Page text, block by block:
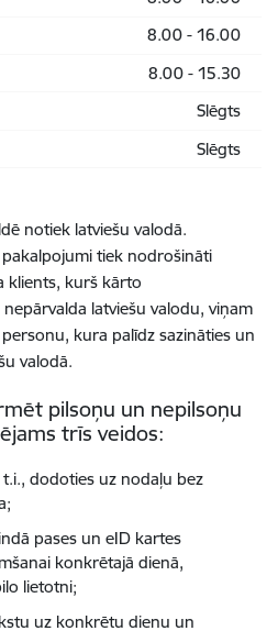
8.00 - 16.00
8.00 - 15.30
Slēgts
Slēgts
notiek latviešu valodā.
tiek nodrošināti
klients, kurš kārto
latviešu valodu, viņam
kura palīdz sazināties un
valodā.
pilsoņu un nepilsoņu
trīs veidos:
t.i., dodoties uz nodaļu bez
pases un eID kartes
konkrētajā dienā,
lietotni;
uz konkrētu dienu un